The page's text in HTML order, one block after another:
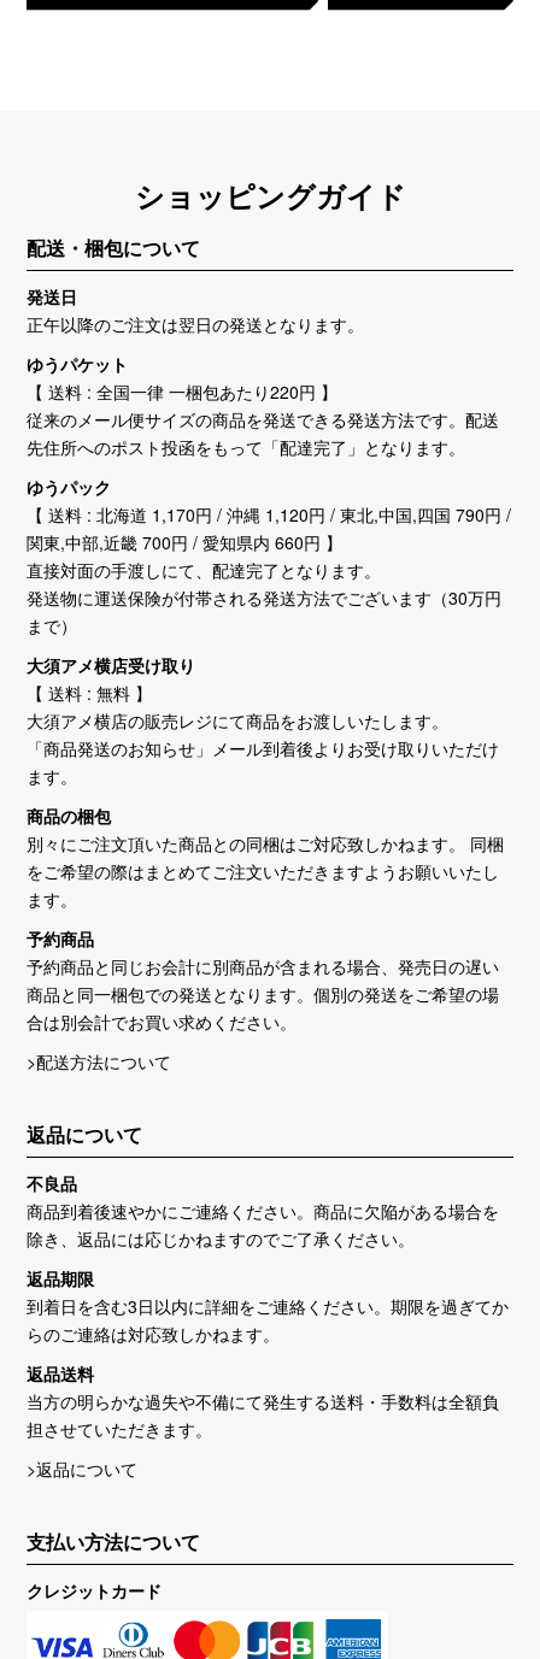
ショッピングガイド
配送・梱包について
発送日
正午以降のご注文は翌日の発送となります。
ゆうパケット
【 送料 : 全国一律 一梱包あたり220円 】
従来のメール便サイズの商品を発送できる発送方法です。配送
先住所へのポスト投函をもって「配達完了」となります。
ゆうパック
【 送料 : 北海道 1,170円 / 沖縄 1,120円 / 東北,中国,四国 790円 /
関東,中部,近畿 700円 / 愛知県内 660円 】
直接対面の手渡しにて、配達完了となります。
発送物に運送保険が付帯される発送方法でございます（30万円
まで）
大須アメ横店受け取り
【 送料 : 無料 】
大須アメ横店の販売レジにて商品をお渡しいたします。
「商品発送のお知らせ」メール到着後よりお受け取りいただけ
ます。
商品の梱包
別々にご注文頂いた商品との同梱はご対応致しかねます。 同梱
をご希望の際はまとめてご注文いただきますようお願いいたし
ます。
予約商品
予約商品と同じお会計に別商品が含まれる場合、発売日の遅い
商品と同一梱包での発送となります。個別の発送をご希望の場
合は別会計でお買い求めください。
>配送方法について
返品について
不良品
商品到着後速やかにご連絡ください。商品に欠陥がある場合を
除き、返品には応じかねますのでご了承ください。
返品期限
到着日を含む3日以内に詳細をご連絡ください。期限を過ぎてか
らのご連絡は対応致しかねます。
返品送料
当方の明らかな過失や不備にて発生する送料・手数料は全額負
担させていただきます。
>返品について
支払い方法について
クレジットカード